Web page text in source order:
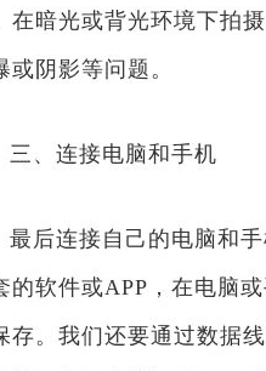
在暗光或背光环境下拍
或阴影等问题。
三、连接电脑和手机
最后连接自己的电脑和
的软件或APP，在电脑
存。我们还要通过数据